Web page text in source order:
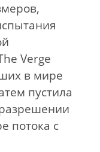
Verge
в мире
пустила
потока с